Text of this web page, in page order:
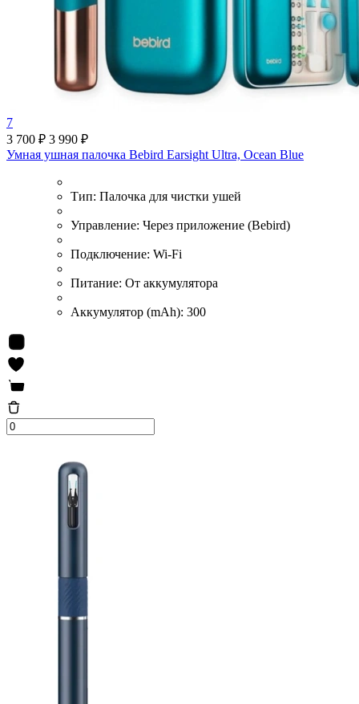
7
3 700 ₽ 3 990 ₽
Умная ушная палочка Bebird Earsight Ultra, Ocean Blue
Тип: Палочка для чистки ушей
Управление: Через приложение (Bebird)
Подключение: Wi-Fi
Питание: От аккумулятора
Аккумулятор (mAh): 300